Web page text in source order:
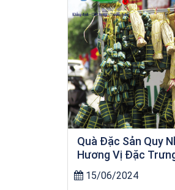
Quà Đặc Sản Quy
Hương Vị Đặc
15/06/2024